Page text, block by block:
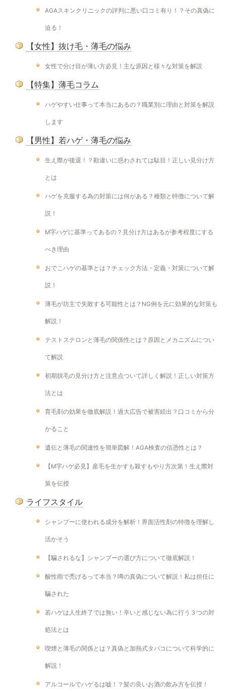
AGAスキンクリニックの評判に悪い口コミ有り！？その真偽に
迫る！
【女性】抜け毛・薄毛の悩み
女性で分け目が薄い方必見！主な原因と様々な対策を解説
【特集】薄毛コラム
ハゲやすい仕事って本当にあるの？職業別に理由と対策を解説
します
【男性】若ハゲ・薄毛の悩み
生え際が後退！？勘違いに惑わされては駄目！正しい見分け方
とは
ハゲを克服する為の対策には何がある？種類と特徴について解
説！
M字ハゲに基準ってあるの？見分け方はあるが参考程度にする
べき理由
おでこハゲの基準とは？チェック方法・定義・対策について解
説！
薄毛が坊主で失敗する可能性とは？NG例を元に効果的な対策も
解説！
テストステロンと薄毛の関係性とは？原因とメカニズムについ
て解説
初期脱毛の見分け方と注意点ついて詳しく解説！正しい対策方
法とは
育毛剤の効果を徹底解説！過大広告で被害続出？口コミから分
かること
遺伝と薄毛の関連性を簡単図解！AGA検査の信憑性とは？
【M字ハゲ必見】産毛を生かすも殺すもやり方次第！生え際対
策を伝授
ライフスタイル
シャンプーに使われる成分を解析！界面活性剤の特徴を理解し
活かそう
【騙されるな】シャンプーの選び方について徹底解説！
酸性雨で禿げるって本当？噂の真偽について解説！私は担任に
騙された
若ハゲは人生終了では無い！辛いと感じない為に行う３つの対
処法とは
喫煙と薄毛の関係とは？真偽と加熱式タバコについて科学的に
解説！
アルコールでハゲるは嘘！？髪の良いお酒の飲み方を伝授！